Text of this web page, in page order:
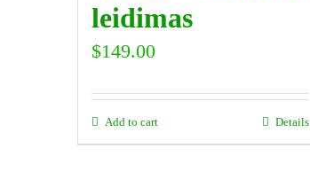
leidimas
$149.00
Add to cart Details